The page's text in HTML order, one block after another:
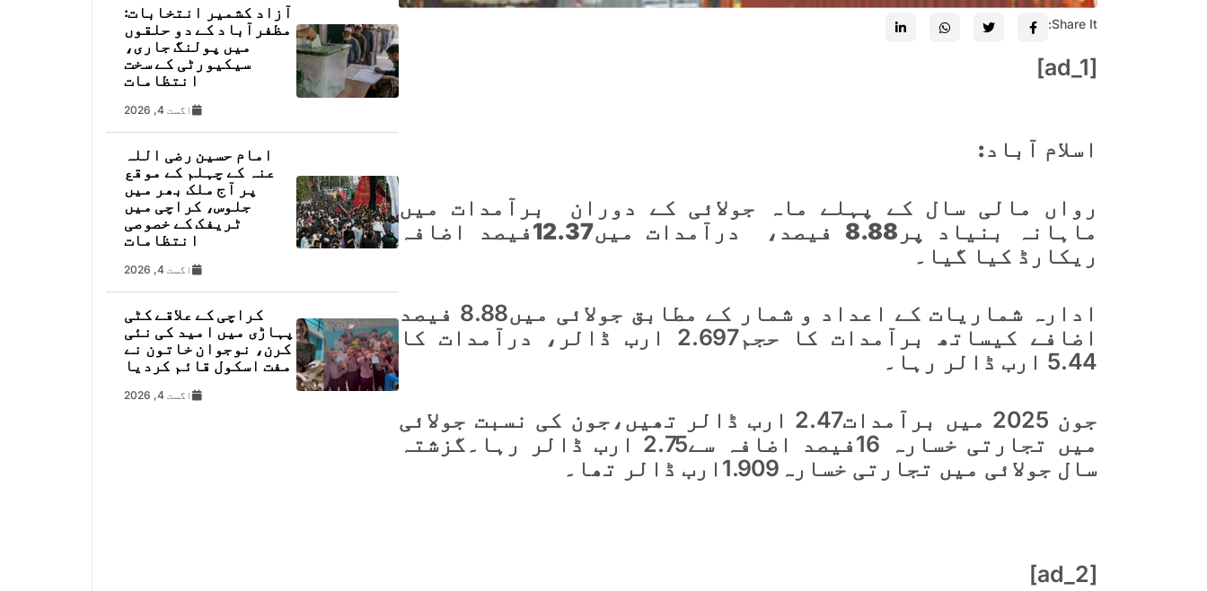
Share It:
[ad_1]
اسلام آباد:
رواں مالی سال کے پہلے ماہ جولائی کے دوران برآمدات میں
ماہانہ بنیاد پر8.88 فیصد، درآمدات میں12.37فیصد اضافہ
ریکارڈ کیا گیا۔
ادارہ شماریات کے اعداد و شمار کے مطابق جولائی میں8.88 فیصد
اضافے کیساتھ برآمدات کا حجم2.697 ارب ڈالر، درآمدات کا
5.44 ارب ڈالر رہا۔
جون 2025 میں برآمدات2.47 ارب ڈالر تھیں،جون کی نسبت جولائی
میں تجارتی خسارہ 16فیصد اضافہ سے2.75 ارب ڈالر رہا۔گزشتہ
سال جولائی میں تجارتی خسارہ1.909ارب ڈالر تھا۔
[ad_2]
آزاد کشمیر انتخابات:
مظفرآباد کے دو حلقوں
میں پولنگ جاری،
سیکیورٹی کے سخت
انتظامات
اگست 4, 2026
امام حسین رضی اللہ
عنہ کے چہلم کے موقع
پر آج ملک بھر میں
جلوس، کراچی میں
ٹریفک کے خصوصی
انتظامات
اگست 4, 2026
کراچی کے علاقے کٹی
پہاڑی میں امید کی نئی
کرن، نوجوان خاتون نے
مفت اسکول قائم کردیا
اگست 4, 2026